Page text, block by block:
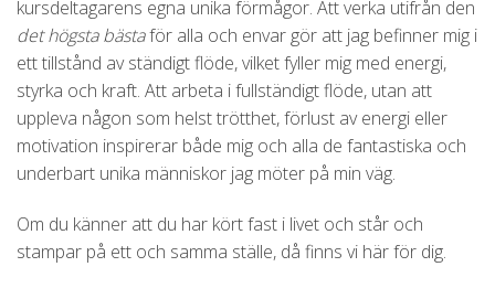
kursdeltagarens egna unika förmågor. Att verka utifrån den
det högsta bästaför alla och envar gör att jag befinner mig i
ett tillstånd av ständigt flöde, vilket fyller mig med energi,
styrka och kraft. Att arbeta i fullständigt flöde, utan att
uppleva någon som helst trötthet, förlust av energi eller
motivation inspirerar både mig och alla de fantastiska och
underbart unika människor jag möter på min väg.
Om du känner att du har kört fast i livet och står och
stampar på ett och samma ställe, då finns vi här för dig.